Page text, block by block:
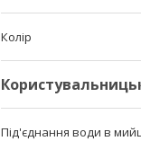
Колір
Під'єднання води в